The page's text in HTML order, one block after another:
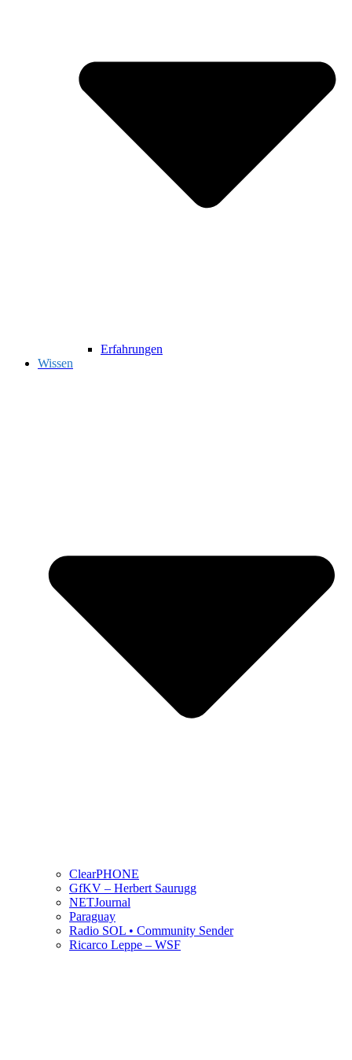
Erfahrungen
Wissen
ClearPHONE
GfKV – Herbert Saurugg
NETJournal
Paraguay
Radio SOL • Community Sender
Ricarco Leppe – WSF